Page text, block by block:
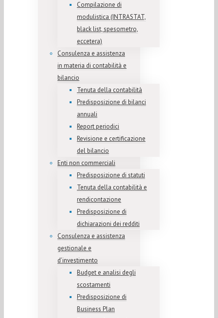
Compilazione di
modulistica (INTRASTAT,
black list, spesometro,
eccetera)
Consulenza e assistenza
in materia di contabilità e
bilancio
Tenuta della contabilità
Predisposizione di bilanci
annuali
Report periodici
Revisione e certificazione
del bilancio
Enti non commerciali
Predisposizione di statuti
Tenuta della contabilità e
rendicontazione
Predisposizione di
dichiarazioni dei redditi
Consulenza e assistenza
gestionale e
d’investimento
Budget e analisi degli
scostamenti
Predisposizione di
Business Plan